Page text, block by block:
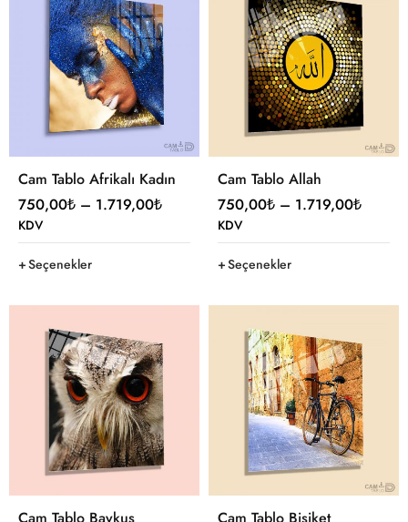
Cam Tablo Afrikalı Kadın
750,00₺ – 1.719,00₺
KDV
Seçenekler
Cam Tablo Allah
750,00₺ – 1.719,00₺
KDV
Seçenekler